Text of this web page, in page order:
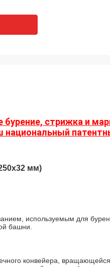
бурение, стрижка и
мм)
используемым для
башни.
конвейера,